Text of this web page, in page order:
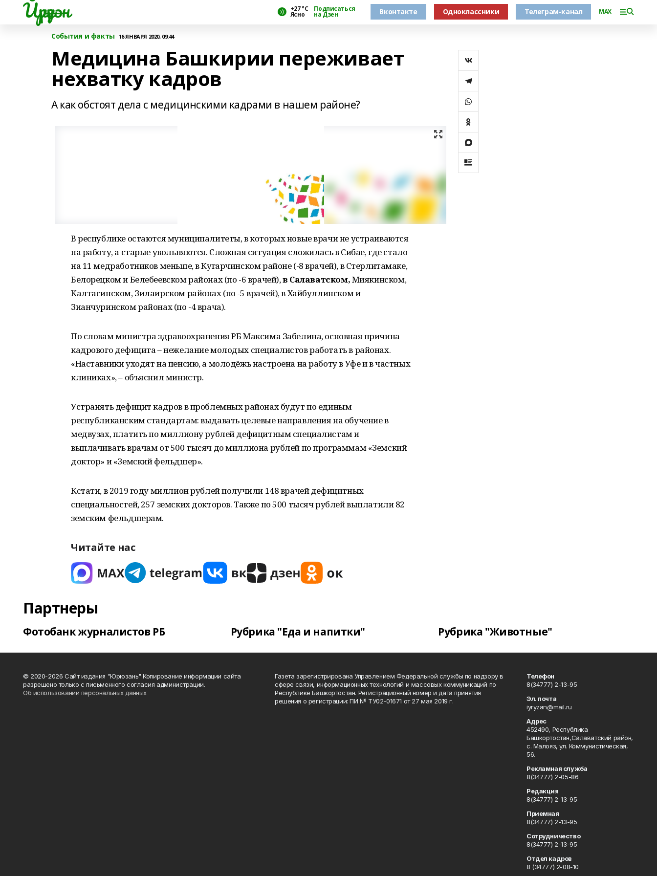
Йүрүҙән +27 °С
Ясно
Подписаться
на Дзен Вконтакте Одноклассники Телеграм-канал MAX
События и факты 16 ЯНВАРЯ 2020, 09:44
Медицина Башкирии переживает
нехватку кадров
А как обстоят дела с медицинскими кадрами в нашем районе?
В республике остаются муниципалитеты, в которых новые врачи не устраиваются
на работу, а старые увольняются. Сложная ситуация сложилась в Сибае, где стало
на 11 медработников меньше, в Кугарчинском районе (-8 врачей), в Стерлитамаке,
Белорецком и Белебеевском районах (по -6 врачей),в Салаватском,Миякинском,
Калтасинском, Зилаирском районах (по -5 врачей), в Хайбуллинском и
Зианчуринском районах (по -4 врача).
По словам министра здравоохранения РБ Максима Забелина, основная причина
кадрового дефицита – нежелание молодых специалистов работать в районах.
«Наставники уходят на пенсию, а молодёжь настроена на работу в Уфе и в частных
клиниках», – объяснил министр.
Устранять дефицит кадров в проблемных районах будут по единым
республиканским стандартам: выдавать целевые направления на обучение в
медвузах, платить по миллиону рублей дефицитным специалистам и
выплачивать врачам от 500 тысяч до миллиона рублей по программам «Земский
доктор» и «Земский фельдшер».
Кстати, в 2019 году миллион рублей получили 148 врачей дефицитных
специальностей, 257 земских докторов. Также по 500 тысяч рублей выплатили 82
земским фельдшерам.
Читайте нас
Партнеры
Фотобанк журналистов РБ Рубрика "Еда и напитки" Рубрика "Животные"
© 2020-2026 Сайт издания "Юрюзань" Копирование информации сайта
разрешено только с письменного согласия администрации.
Об использовании персональных данных
Газета зарегистрирована Управлением Федеральной службы по надзору в
сфере связи, информационных технологий и массовых коммуникаций по
Республике Башкортостан. Регистрационный номер и дата принятия
решения о регистрации: ПИ № ТУ02-01671 от 27 мая 2019 г.
Телефон
8(34777) 2-13-95
Эл. почта
iyryzan@mail.ru
Адрес
452490, Республика
Башкортостан,Салаватский район,
с. Малояз, ул. Коммунистическая,
56.
Рекламная служба
8(34777) 2-05-86
Редакция
8(34777) 2-13-95
Приемная
8(34777) 2-13-95
Сотрудничество
8(34777) 2-13-95
Отдел кадров
8 (34777) 2-08-10